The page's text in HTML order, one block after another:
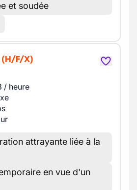
et soudée
(H/F/X)
/ heure
attrayante liée à la
en vue d'un